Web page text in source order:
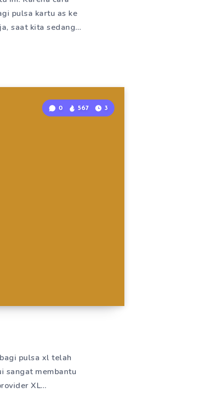
pulsa kartu as ke
saat kita sedang…
0 567 3
pulsa xl telah
sangat membantu
XL…